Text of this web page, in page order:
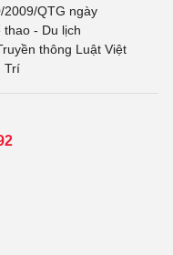
2009/QTG ngày
- Du lịch
thông Luật Việt
Trí